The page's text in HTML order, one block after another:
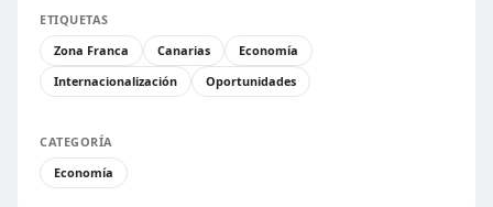
ETIQUETAS
Zona Franca
Canarias
Economía
Internacionalización
Oportunidades
CATEGORÍA
Economía